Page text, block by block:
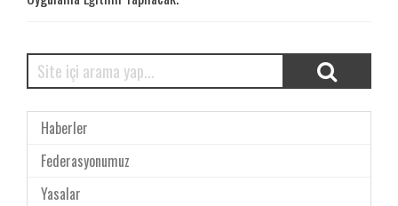
Haberler
Federasyonumuz
Yasalar